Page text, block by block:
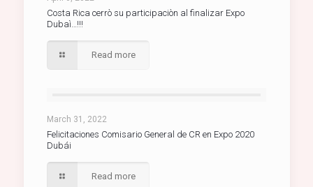
Costa Rica cerrò su participaciòn al finalizar Expo
Dubaì…!!!
Read more
March 31, 2022
Felicitaciones Comisario General de CR en Expo 2020
Dubái
Read more